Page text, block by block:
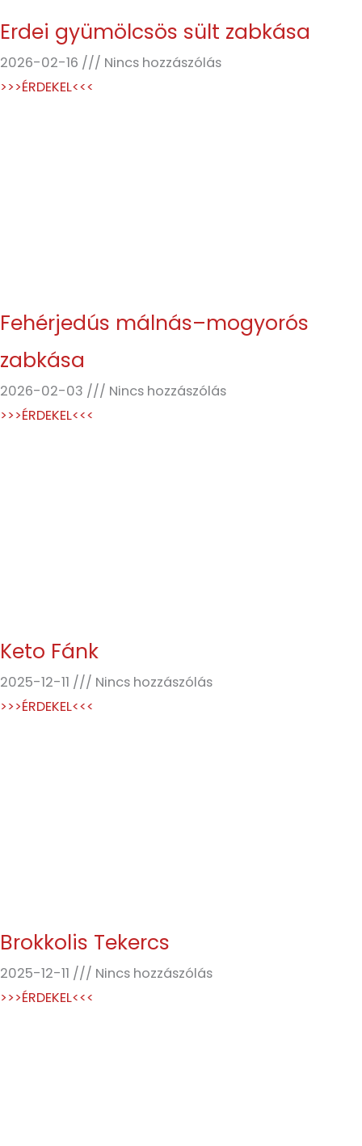
Erdei gyümölcsös sült zabkása
2026-02-16
Nincs hozzászólás
>>>ÉRDEKEL<<<
Fehérjedús málnás–mogyorós
zabkása
2026-02-03
Nincs hozzászólás
>>>ÉRDEKEL<<<
Keto Fánk
2025-12-11
Nincs hozzászólás
>>>ÉRDEKEL<<<
Brokkolis Tekercs
2025-12-11
Nincs hozzászólás
>>>ÉRDEKEL<<<